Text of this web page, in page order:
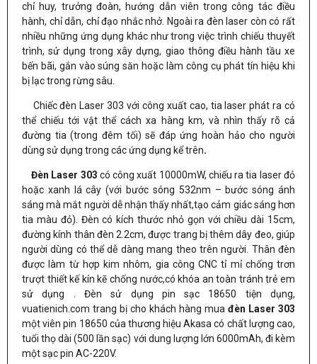
chỉ huy, trưởng đoàn, hướng dẫn viên trong công tác điều
hành, chỉ dẫn, chỉ đạo nhắc nhở. Ngoài ra đèn laser còn có rất
nhiều những ứng dụng khác như trong việc trình chiếu thuyết
trình, sử dụng trong xây dựng, giao thông điều hành tầu xe
bến bãi, gắn vào súng săn hoặc làm công cụ phát tín hiệu khi
bị lạc trong rừng sâu.
Chiếc đèn Laser 303 với công xuất cao, tia laser phát ra có
thể chiếu tới vật thể cách xa hàng km, và nhìn thấy rõ cả
đường tia (trong đêm tối) sẽ đáp ứng hoàn hảo cho người
dùng sử dụng trong các ứng dụng kể trên.
Đèn Laser 303 có công xuất 10000mW, chiếu ra tia laser đỏ
hoặc xanh lá cây (với bước sóng 532nm – bước sóng ánh
sáng mà mắt người dễ nhận thấy nhất,tạo cảm giác sáng hơn
tia màu đỏ). Đèn có kích thước nhỏ gọn với chiều dài 15cm,
đường kính thân đèn 2.2cm, được trang bị thêm dây đeo, giúp
người dùng có thể dễ dàng mang theo trên người. Thân đèn
được làm từ hợp kim nhôm, gia công CNC tỉ mỉ chống trơn
trượt thiết kế kín kẽ chống nước,có khóa an toàn tránh trẻ em
sử dụng . Đèn sử dụng pin sạc 18650 tiện dụng,
vuatienich.com trang bị cho khách hàng mua đèn Laser 303
một viên pin 18650 của thương hiệu Akasa có chất lượng cao,
tuổi thọ dài (500 lần sạc) với dung lượng lớn 6000mAh, đi kèm
một sạc pin AC-220V.